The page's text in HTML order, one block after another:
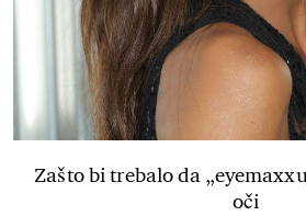
Zašto bi trebalo da
oči